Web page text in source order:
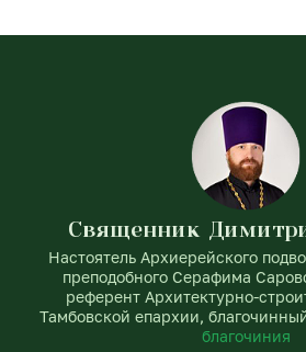
Священник
Настоятель Архиерейского
преподобного Серафима
референт Архитектурно-
Тамбовской епархии,
благочиния